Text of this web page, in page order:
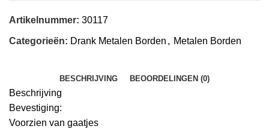
Artikelnummer: 30117
Categorieën: Drank Metalen Borden , Metalen Borden
BESCHRIJVING BEOORDELINGEN (0)
Beschrijving
Bevestiging:
Voorzien van gaatjes